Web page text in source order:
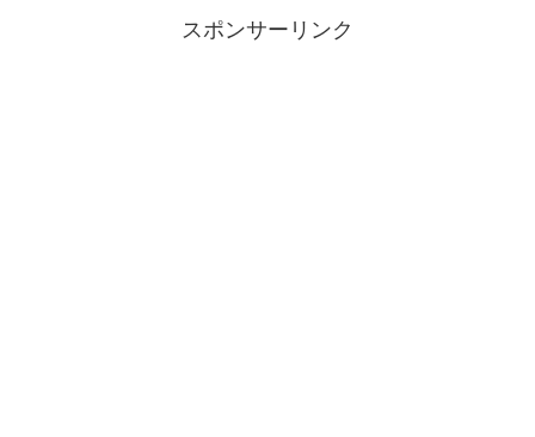
スポンサーリンク